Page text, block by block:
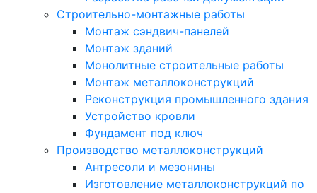
Строительно-монтажные работы
Монтаж сэндвич-панелей
Монтаж зданий
Монолитные строительные работы
Монтаж металлоконструкций
Реконструкция промышленного здания
Устройство кровли
Фундамент под ключ
Производство металлоконструкций
Антресоли и мезонины
Изготовление металлоконструкций по